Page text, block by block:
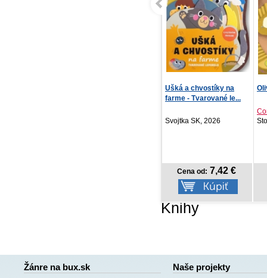
Oliver, čo dnes robíš?
Stonožka, 2026
Cena od: 8,18 €
Knihy
Žánre na bux.sk Naše projekty